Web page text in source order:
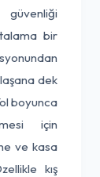
güvenliği
bir
dek
boyunca
için
ve kasa
kış